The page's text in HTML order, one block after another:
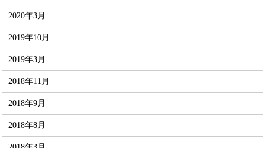
2020年3月
2019年10月
2019年3月
2018年11月
2018年9月
2018年8月